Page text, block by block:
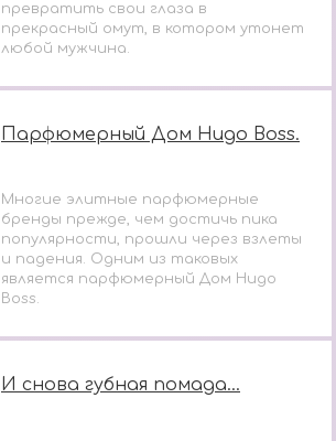
превратить свои глаза в
прекрасный омут, в котором утонет
любой мужчина.
Парфюмерный Дом Hugo Boss.
Многие элитные парфюмерные
бренды прежде, чем достичь пика
популярности, прошли через взлеты
и падения. Одним из таковых
является парфюмерный Дом Hugo
Boss.
И снова губная помада...